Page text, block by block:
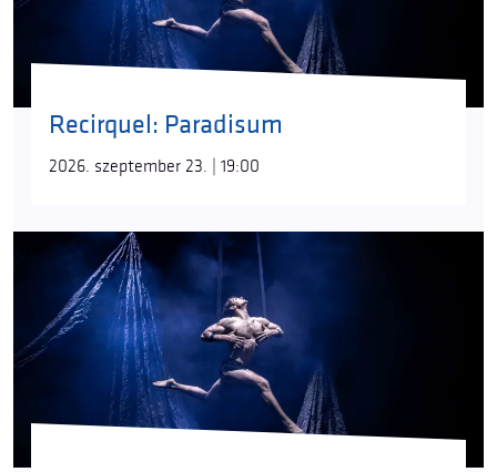
Recirquel: Paradisum
2026. szeptember 23. | 19:00